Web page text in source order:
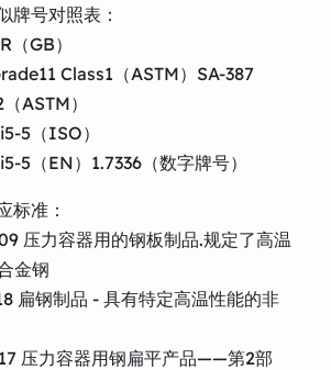
牌号对照表：
GB）
Class1（ASTM）SA-387
ASTM）
5（ISO）
5（EN）1.7336（数字牌号）
标准：
压力容器用的钢板制品.规定了高温
金钢
扁钢制品 - 具有特定高温性能的非
压力容器用钢扁平产品――第2部